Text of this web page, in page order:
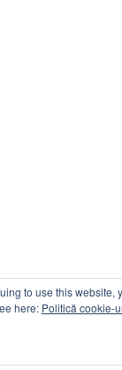
to use this website,
here: Politică cookie-